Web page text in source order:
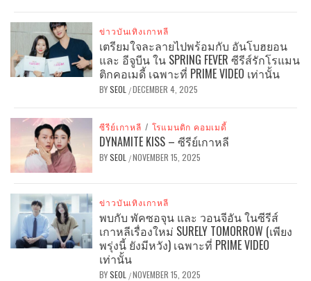
ข่าวบันเทิงเกาหลี
เตรียมใจละลายไปพร้อมกับ อันโบฮยอน
และ อีจูบีน ใน SPRING FEVER ซีรีส์รักโรแมน
ติกคอเมดี้ เฉพาะที่ PRIME VIDEO เท่านั้น
BYSEOL /DECEMBER 4, 2025
ซีรีย์เกาหลี / โรแมนติก คอมเมดี้
DYNAMITE KISS – ซีรีย์เกาหลี
BYSEOL /NOVEMBER 15, 2025
ข่าวบันเทิงเกาหลี
พบกับ พัคซอจุน และ วอนจีอัน ในซีรีส์
เกาหลีเรื่องใหม่ SURELY TOMORROW (เพียง
พรุ่งนี้ ยังมีหวัง) เฉพาะที่ PRIME VIDEO
เท่านั้น
BYSEOL /NOVEMBER 15, 2025